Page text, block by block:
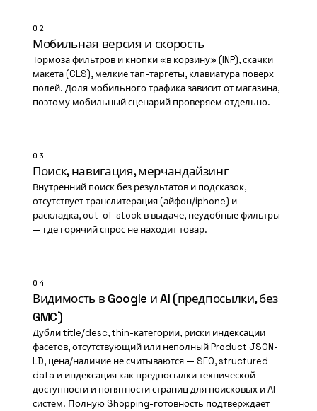
02
Мобильная версия и скорость
Тормоза фильтров и кнопки «в корзину» (INP), скачки
макета (CLS), мелкие тап-таргеты, клавиатура поверх
полей. Доля мобильного трафика зависит от магазина,
поэтому мобильный сценарий проверяем отдельно.
03
Поиск, навигация, мерчандайзинг
Внутренний поиск без результатов и подсказок,
отсутствует транслитерация (айфон/iphone) и
раскладка, out-of-stock в выдаче, неудобные фильтры
— где горячий спрос не находит товар.
04
Видимость в Google и AI (предпосылки, без
GMC)
Дубли title/desc, thin-категории, риски индексации
фасетов, отсутствующий или неполный Product JSON-
LD, цена/наличие не считываются — SEO, structured
data и индексация как предпосылки технической
доступности и понятности страниц для поисковых и AI-
систем. Полную Shopping-готовность подтверждает